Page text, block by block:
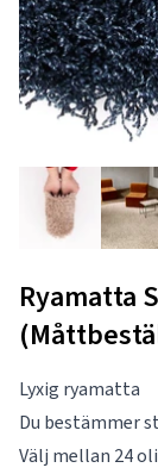
Ryamatta
Lyxig ryamatta
Du bestämmer
Välj mellan 24